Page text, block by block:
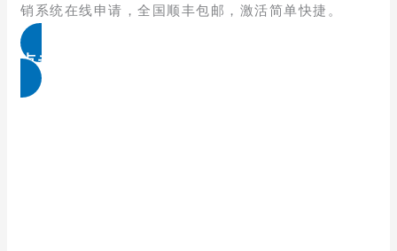
销系统在线申请，全国顺丰包邮，激活简单快捷。
点击免费领取